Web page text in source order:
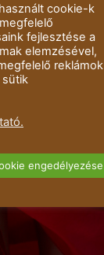
cookie-k
fejlesztése a
elemzésével,
reklámok
sütik
engedélyezése